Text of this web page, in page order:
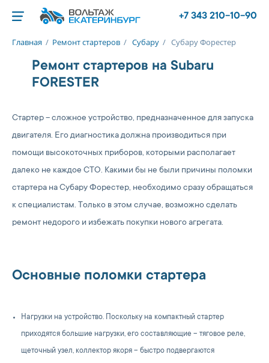
+7 343 210-10-90
Главная / Ремонт стартеров / Субару / Субару Форестер
Ремонт стартеров на Subaru
FORESTER
Стартер – сложное устройство, предназначенное для запуска
двигателя. Его диагностика должна производиться при
помощи высокоточных приборов, которыми располагает
далеко не каждое СТО. Какими бы не были причины поломки
стартера на Субару Форестер, необходимо сразу обращаться
к специалистам. Только в этом случае, возможно сделать
ремонт недорого и избежать покупки нового агрегата.
Основные поломки стартера
Нагрузки на устройство. Поскольку на компактный стартер
приходятся большие нагрузки, его составляющие – тяговое реле,
щеточный узел, коллектор якоря – быстро подвергаются